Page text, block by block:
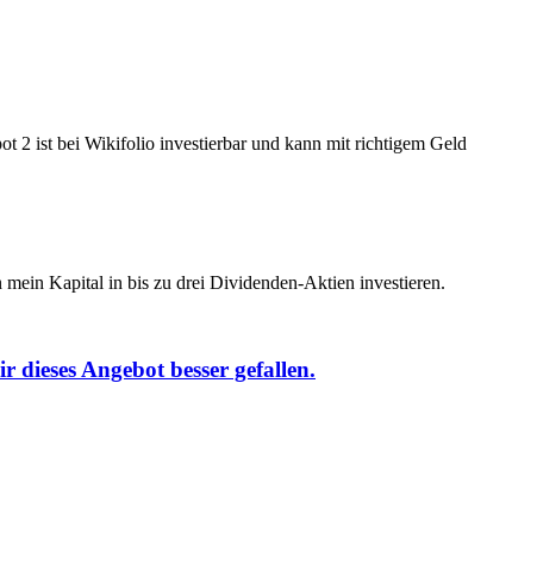
2 ist bei Wikifolio investierbar und kann mit richtigem Geld
Kapital in bis zu drei Dividenden-Aktien investieren.
dieses Angebot besser gefallen.